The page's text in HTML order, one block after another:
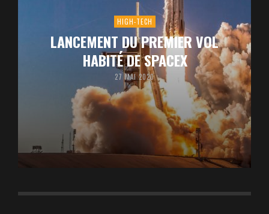
HIGH-TECH
LANCEMENT DU PREMIER VOL
HABITÉ DE SPACEX
27 MAI 2020